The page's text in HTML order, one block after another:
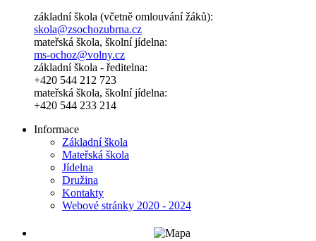
základní škola (včetně omlouvání žáků):
skola@zsochozubrna.cz
mateřská škola, školní jídelna:
ms-ochoz@volny.cz
základní škola - ředitelna:
+420 544 212 723
mateřská škola, školní jídelna:
+420 544 233 214
Informace
Základní škola
Mateřská škola
Jídelna
Družina
Kontakty
Webové stránky 2020 - 2024